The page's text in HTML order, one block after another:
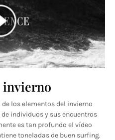
invierno
los elementos del invierno
individuos y sus encuentros
es tan profundo el vídeo
toneladas de buen surfing.